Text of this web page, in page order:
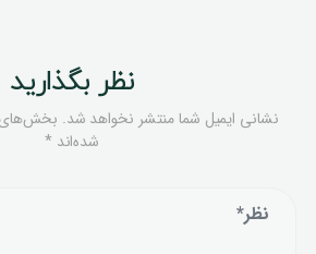
نظر بگذارید
نشانی ایمیل شما منتشر نخواهد شد. بخش‌های
شده‌اند *